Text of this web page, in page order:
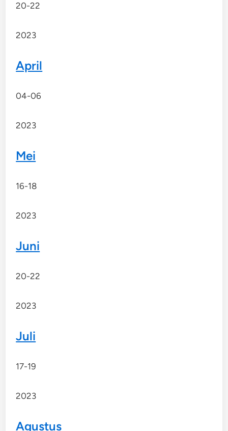
20-22
2023
April
04-06
2023
Mei
16-18
2023
Juni
20-22
2023
Juli
17-19
2023
Agustus